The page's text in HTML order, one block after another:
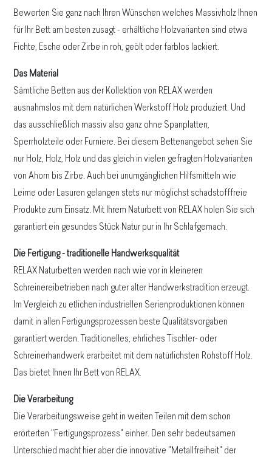
Bewerten Sie ganz nach Ihren Wünschen welches Massivholz Ihnen
für Ihr Bett am besten zusagt - erhältliche Holzvarianten sind etwa
Fichte, Esche oder Zirbe in roh, geölt oder farblos lackiert.
Das Material
Sämtliche Betten aus der Kollektion von RELAX werden
ausnahmslos mit dem natürlichen Werkstoff Holz produziert. Und
das ausschließlich massiv also ganz ohne Spanplatten,
Sperrholzteile oder Furniere. Bei diesem Bettenangebot sehen Sie
nur Holz, Holz, Holz und das gleich in vielen gefragten Holzvarianten
von Ahorn bis Zirbe. Auch bei unumgänglichen Hilfsmitteln wie
Leime oder Lasuren gelangen stets nur möglichst schadstofffreie
Produkte zum Einsatz. Mit Ihrem Naturbett von RELAX holen Sie sich
garantiert ein gesundes Stück Natur pur in Ihr Schlafgemach.
Die Fertigung - traditionelle Handwerksqualität
RELAX Naturbetten werden nach wie vor in kleineren
Schreinereibetrieben nach guter alter Handwerkstradition erzeugt.
Im Vergleich zu etlichen industriellen Serienproduktionen können
damit in allen Fertigungsprozessen beste Qualitätsvorgaben
garantiert werden. Traditionelles, ehrliches Tischler- oder
Schreinerhandwerk erarbeitet mit dem natürlichsten Rohstoff Holz.
Das bietet Ihnen Ihr Bett von RELAX.
Die Verarbeitung
Die Verarbeitungsweise geht in weiten Teilen mit dem schon
erörterten "Fertigungsprozess" einher. Den sehr bedeutsamen
Unterschied macht hier aber die innovative "Metallfreiheit" der